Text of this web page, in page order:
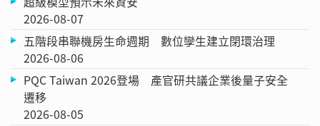
2026-08-07
五階段串聯機房生命週期 數位孿生建立閉環治理
2026-08-06
PQC Taiwan 2026登場 產官研共議企業後量子安全
遷移
2026-08-05